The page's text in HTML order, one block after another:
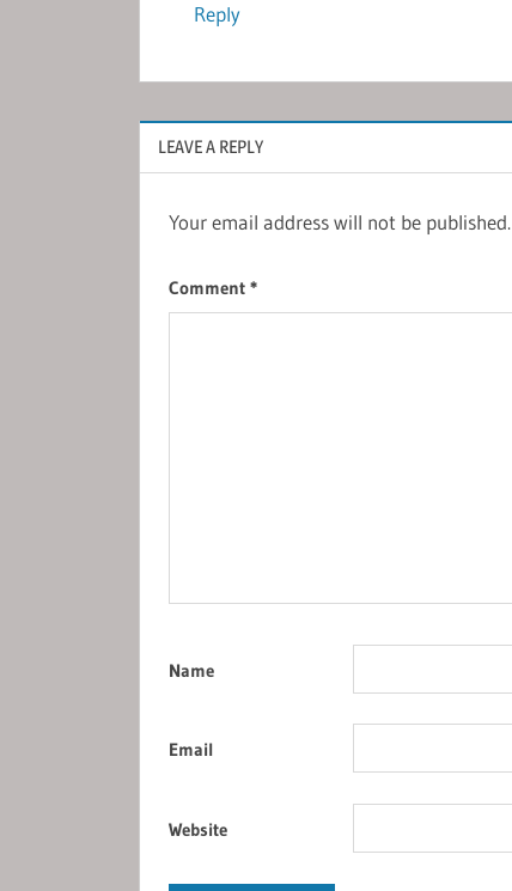
Reply
LEAVE A REPLY
Your email address will not be published.
Comment *
Name
Email
Website